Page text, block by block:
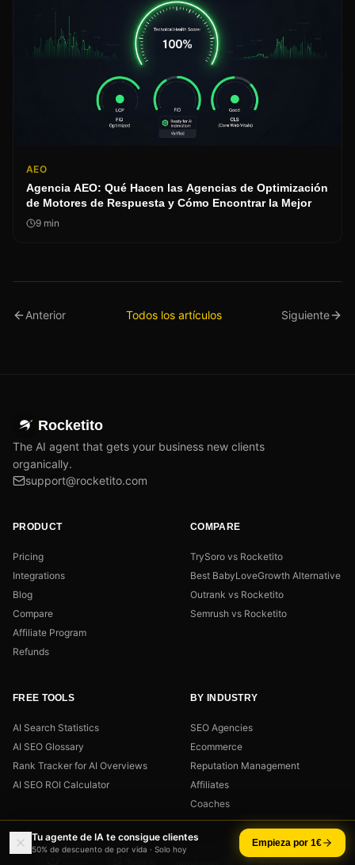
AEO
Agencia AEO: Qué Hacen las Agencias de Optimización
de Motores de Respuesta y Cómo Encontrar la Mejor
9 min
Anterior Todos los artículos Siguiente
Rocketito
The AI agent that gets your business new clients
organically.
support@rocketito.com
PRODUCT
Pricing
Integrations
Blog
Compare
Affiliate Program
Refunds
COMPARE
TrySoro vs Rocketito
Best BabyLoveGrowth Alternative
Outrank vs Rocketito
Semrush vs Rocketito
FREE TOOLS
AI Search Statistics
AI SEO Glossary
Rank Tracker for AI Overviews
AI SEO ROI Calculator
BY INDUSTRY
SEO Agencies
Ecommerce
Reputation Management
Affiliates
Coaches
Tu agente de IA te consigue clientes
50% de descuento de por vida · Solo hoy
Empieza por 1€